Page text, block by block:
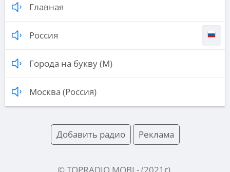
Главная
Россия
Города на букву (М)
Москва (Россия)
Добавить радио Реклама
© TOPRADIO.MOBI - (2021 г).